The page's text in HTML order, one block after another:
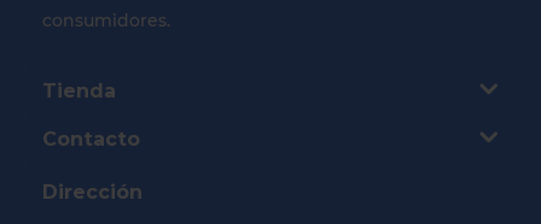
consumidores.
Tienda
Contacto
Dirección